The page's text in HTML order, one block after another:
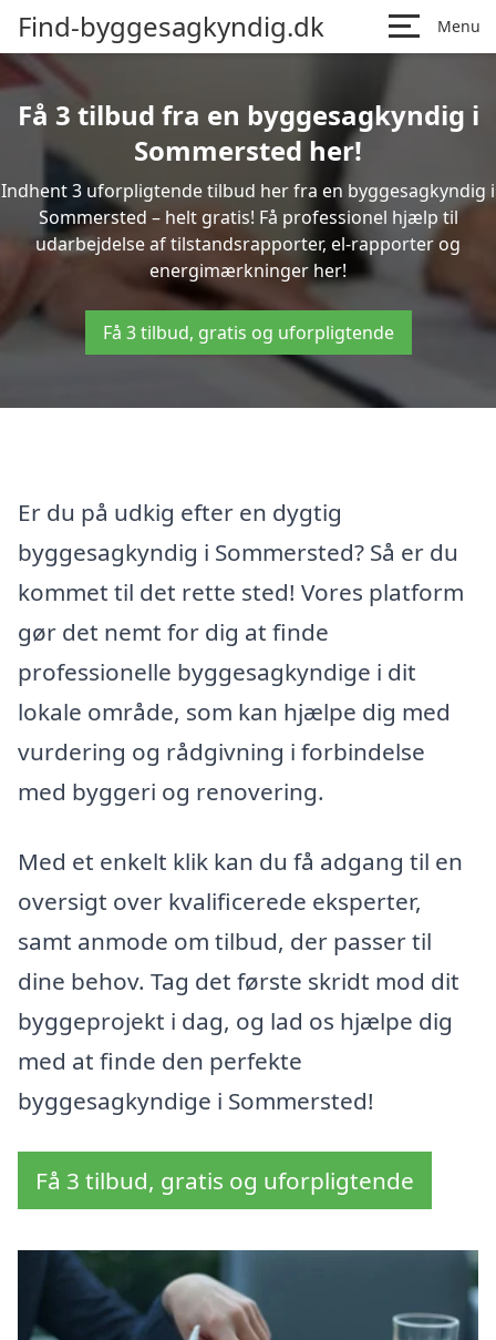
Find-byggesagkyndig.dk Menu
Få 3 tilbud fra en byggesagkyndig i
Sommersted her!
Indhent 3 uforpligtende tilbud her fra en byggesagkyndig i
Sommersted – helt gratis! Få professionel hjælp til
udarbejdelse af tilstandsrapporter, el-rapporter og
energimærkninger her!
Få 3 tilbud, gratis og uforpligtende
Er du på udkig efter en dygtig
byggesagkyndig i Sommersted? Så er du
kommet til det rette sted! Vores platform
gør det nemt for dig at finde
professionelle byggesagkyndige i dit
lokale område, som kan hjælpe dig med
vurdering og rådgivning i forbindelse
med byggeri og renovering.
Med et enkelt klik kan du få adgang til en
oversigt over kvalificerede eksperter,
samt anmode om tilbud, der passer til
dine behov. Tag det første skridt mod dit
byggeprojekt i dag, og lad os hjælpe dig
med at finde den perfekte
byggesagkyndige i Sommersted!
Få 3 tilbud, gratis og uforpligtende